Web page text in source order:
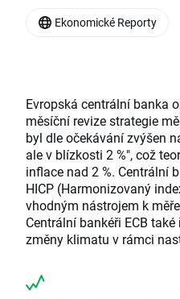
Evropská centrální banka
měsíční revize strategie
byl dle očekávání zvýšen
ale v blízkosti 2 %", což
inflace nad 2 %. Centrální
HICP (Harmonizovaný
vhodným nástrojem k
Centrální bankéři ECB
změny klimatu v rámci
Ekonomické Reporty